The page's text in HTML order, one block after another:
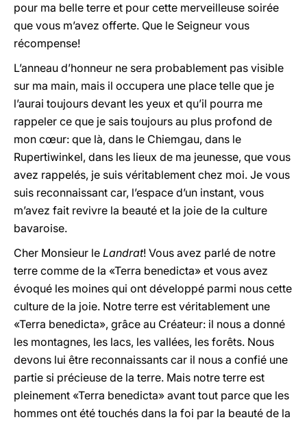
pour ma belle terre et pour cette merveilleuse soirée
que vous m’avez offerte. Que le Seigneur vous
récompense!
L’anneau d’honneur ne sera probablement pas visible
sur ma main, mais il occupera une place telle que je
l’aurai toujours devant les yeux et qu’il pourra me
rappeler ce que je sais toujours au plus profond de
mon cœur: que là, dans le Chiemgau, dans le
Rupertiwinkel, dans les lieux de ma jeunesse, que vous
avez rappelés, je suis véritablement chez moi. Je vous
suis reconnaissant car, l’espace d’un instant, vous
m’avez fait revivre la beauté et la joie de la culture
bavaroise.
Cher Monsieur le Landrat! Vous avez parlé de notre
terre comme de la «Terra benedicta» et vous avez
évoqué les moines qui ont développé parmi nous cette
culture de la joie. Notre terre est véritablement une
«Terra benedicta», grâce au Créateur: il nous a donné
les montagnes, les lacs, les vallées, les forêts. Nous
devons lui être reconnaissants car il nous a confié une
partie si précieuse de la terre. Mais notre terre est
pleinement «Terra benedicta» avant tout parce que les
hommes ont été touchés dans la foi par la beauté de la